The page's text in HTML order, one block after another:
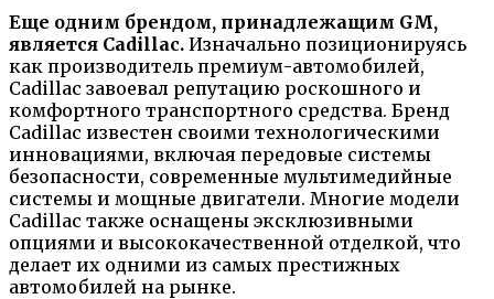
Еще одним брендом, принадлежащим GM,
является Cadillac. Изначально позиционируясь
как производитель премиум-автомобилей,
Cadillac завоевал репутацию роскошного и
комфортного транспортного средства. Бренд
Cadillac известен своими технологическими
инновациями, включая передовые системы
безопасности, современные мультимедийные
системы и мощные двигатели. Многие модели
Cadillac также оснащены эксклюзивными
опциями и высококачественной отделкой, что
делает их одними из самых престижных
автомобилей на рынке.